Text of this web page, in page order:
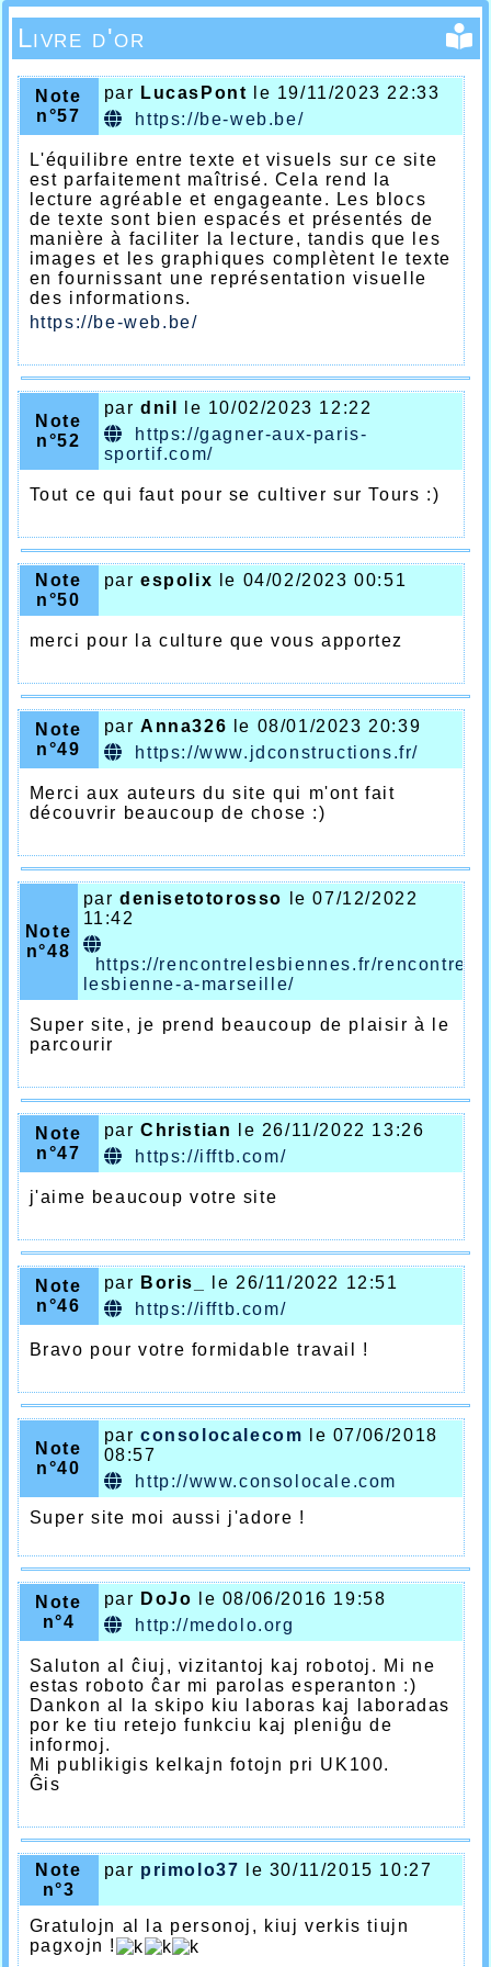
Livre d'or
Note
n°57
par LucasPont le 19/11/2023 22:33
https://be-web.be/
L'équilibre entre texte et visuels sur ce site
est parfaitement maîtrisé. Cela rend la
lecture agréable et engageante. Les blocs
de texte sont bien espacés et présentés de
manière à faciliter la lecture, tandis que les
images et les graphiques complètent le texte
en fournissant une représentation visuelle
des informations.
https://be-web.be/
Note
n°52
par dnil
le 10/02/2023 12:22
https://gagner-aux-paris-
sportif.com/
Tout ce qui faut pour se cultiver sur Tours :)
Note
n°50
par espolix le 04/02/2023 00:51
merci pour la culture que vous apportez
Note
n°49
par Anna326 le 08/01/2023 20:39
https://www.jdconstructions.fr/
Merci aux auteurs du site qui m'ont fait
découvrir beaucoup de chose :)
Note
n°48
par denisetotorosso
le 07/12/2022
11:42
https://rencontrelesbiennes.fr/rencontre-
lesbienne-a-marseille/
Super site, je prend beaucoup de plaisir à le
parcourir
Note
n°47
par Christian
le 26/11/2022 13:26
https://ifftb.com/
j'aime beaucoup votre site
Note
n°46
par Boris_
le 26/11/2022 12:51
https://ifftb.com/
Bravo pour votre formidable travail !
Note
n°40
par consolocalecom
le 07/06/2018
08:57
http://www.consolocale.com
Super site moi aussi j'adore !
Note
n°4
par DoJo le 08/06/2016 19:58
http://medolo.org
Saluton al ĉiuj, vizitantoj kaj robotoj. Mi ne
estas roboto ĉar mi parolas esperanton :)
Dankon al la skipo kiu laboras kaj laboradas
por ke tiu retejo funkciu kaj pleniĝu de
informoj.
Mi publikigis kelkajn fotojn pri UK100.
Ĝis
Note
n°3
par primolo37 le 30/11/2015 10:27
Gratulojn al la personoj, kiuj verkis tiujn
pagxojn !